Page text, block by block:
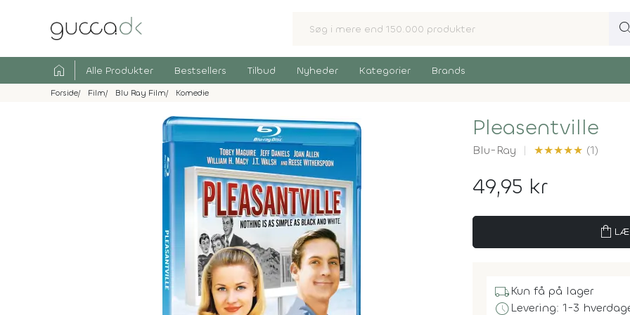
home Alle Produkter Bestsellers Tilbud Nyheder Kategorier Brands
Forside Film Blu Ray Film Komedie
Pleasentville
Blu-Ray ★★★★★ (1)
49,95 kr
shopping_bag
local_shippingKun få på lager
scheduleLevering: 1-3